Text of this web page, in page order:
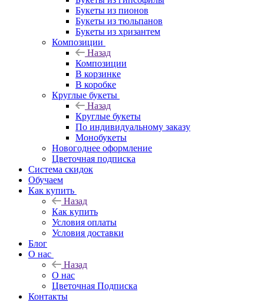
Букеты из пионов
Букеты из тюльпанов
Букеты из хризантем
Композиции
Назад
Композиции
В корзинке
В коробке
Круглые букеты
Назад
Круглые букеты
По индивидуальному заказу
Монобукеты
Новогоднее оформление
Цветочная подписка
Система скидок
Обучаем
Как купить
Назад
Как купить
Условия оплаты
Условия доставки
Блог
О нас
Назад
О нас
Цветочная Подписка
Контакты